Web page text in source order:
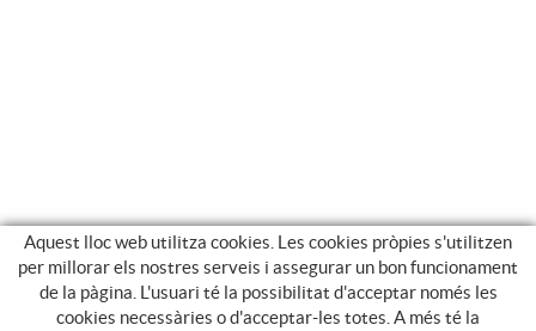
Aquest lloc web utilitza cookies. Les cookies pròpies s'utilitzen
per millorar els nostres serveis i assegurar un bon funcionament
de la pàgina. L'usuari té la possibilitat d'acceptar només les
cookies necessàries o d'acceptar-les totes. A més té la